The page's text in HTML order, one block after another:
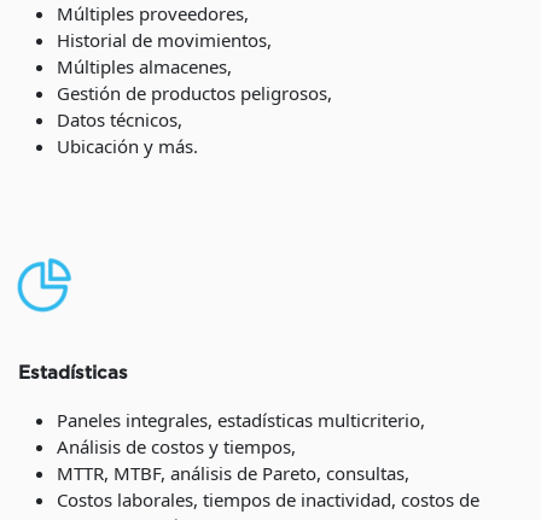
Múltiples proveedores,
Historial de movimientos,
Múltiples almacenes,
Gestión de productos peligrosos,
Datos técnicos,
Ubicación y más.
Estadísticas
Paneles integrales, estadísticas multicriterio,
Análisis de costos y tiempos,
MTTR, MTBF, análisis de Pareto, consultas,
Costos laborales, tiempos de inactividad, costos de